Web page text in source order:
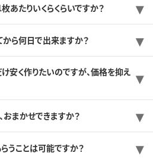
あたりいくらくらいですか？
ら何日で出来ますか？
安く作りたいのですが、価格を抑え
おまかせできますか？
うことは可能ですか？